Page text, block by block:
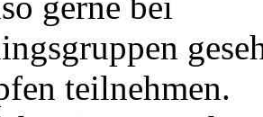
teilnehmen.